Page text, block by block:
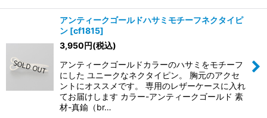
アンティークゴールドハサミモチーフネクタイピ
ン [cf1815]
3,950円(税込)
アンティークゴールドカラーのハサミをモチーフ
にした ユニークなネクタイピン。 胸元のアクセ
ントにオススメです。 専用のレザーケースに入れ
てお届けします カラー-アンティークゴールド 素
材-真鍮（br…